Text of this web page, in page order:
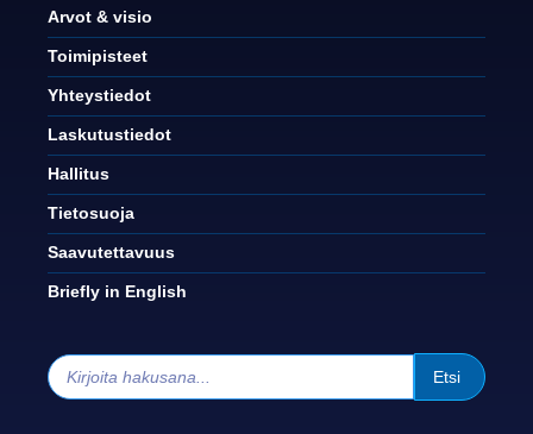
Arvot & visio
Toimipisteet
Yhteystiedot
Laskutustiedot
Hallitus
Tietosuoja
Saavutettavuus
Briefly in English